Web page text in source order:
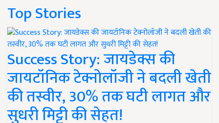
Top Stories
Success Story: जायडेक्स की
जायटॉनिक टेक्नोलॉजी ने बदली खेती
की तस्वीर, 30% तक घटी लागत और
सुधरी मिट्टी की सेहत!